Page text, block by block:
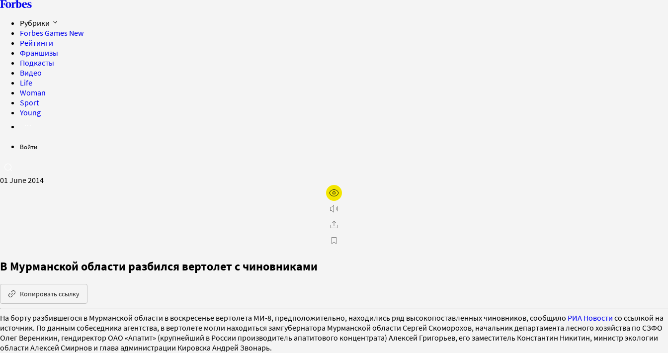
Рубрики
Forbes Games New
Рейтинги
Франшизы
Подкасты
Видео
Life
Woman
Sport
Young
Войти
01 June 2014
В Мурманской области разбился вертолет с чиновниками
Копировать ссылку
На борту разбившегося в Мурманской области в воскресенье вертолета МИ-8, предположительно, находились ряд высокопоставленных чиновников, сообщило РИА Новости со ссылкой на
источник. По данным собеседника агентства, в вертолете могли находиться замгубернатора Мурманской области Сергей Скоморохов, начальник департамента лесного хозяйства по СЗФО
Олег Вереникин, гендиректор ОАО «Апатит» (крупнейший в России производитель апатитового концентрата) Алексей Григорьев, его заместитель Константин Никитин, министр экологии
области Алексей Смирнов и глава администрации Кировска Андрей Звонарь.